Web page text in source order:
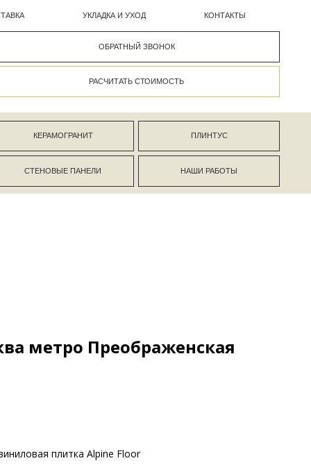
КОНТАКТЫ
УКЛАДКА И УХОД
НАШИ РАБОТЫ
ПЛИНТУС
метро Преображенская
плитка Alpine Floor